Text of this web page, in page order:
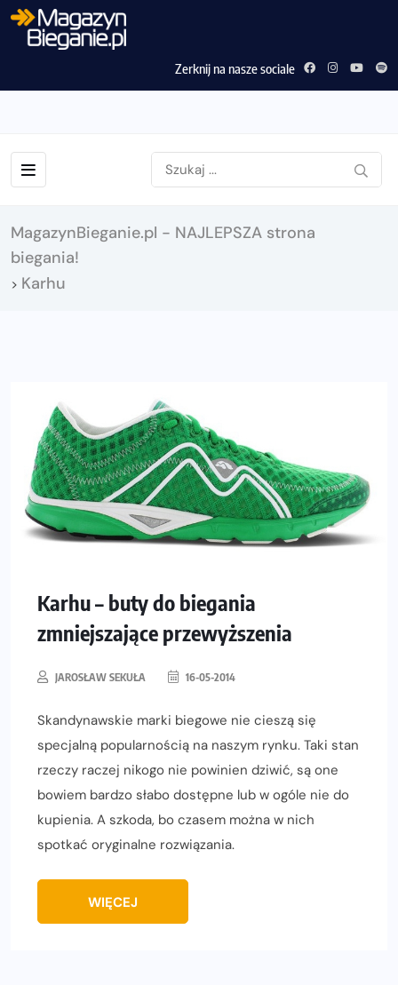
Zerknij na nasze sociale
MagazynBieganie.pl - NAJLEPSZA strona
biegania!
> Karhu
Karhu – buty do biegania
zmniejszające przewyższenia
JAROSŁAW SEKUŁA 16-05-2014
Skandynawskie marki biegowe nie cieszą się
specjalną popularnością na naszym rynku. Taki stan
rzeczy raczej nikogo nie powinien dziwić, są one
bowiem bardzo słabo dostępne lub w ogóle nie do
kupienia. A szkoda, bo czasem można w nich
spotkać oryginalne rozwiązania.
WIĘCEJ